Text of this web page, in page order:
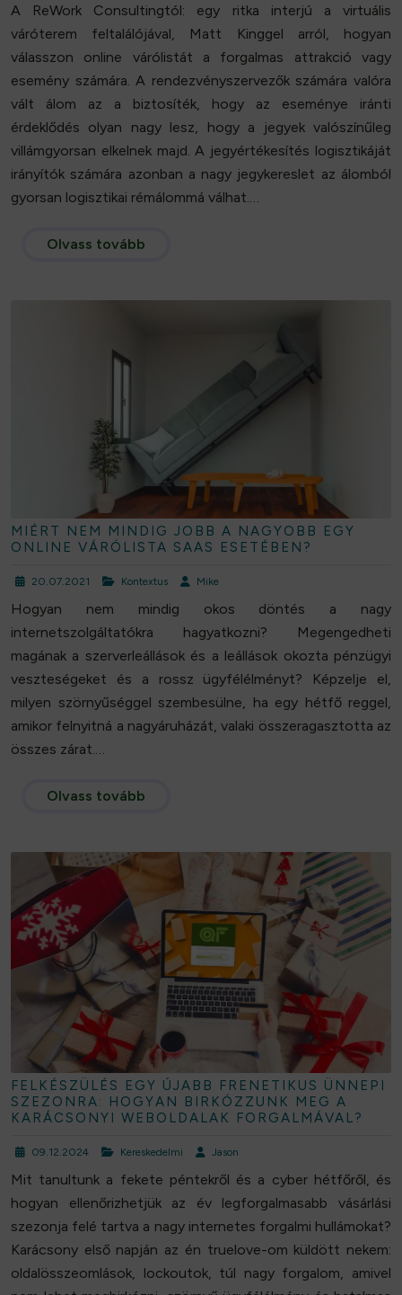
A ReWork Consultingtól: egy ritka interjú a virtuális
váróterem feltalálójával, Matt Kinggel arról, hogyan
válasszon online várólistát a forgalmas attrakció vagy
esemény számára. A rendezvényszervezők számára valóra
vált álom az a biztosíték, hogy az eseménye iránti
érdeklődés olyan nagy lesz, hogy a jegyek valószínűleg
villámgyorsan elkelnek majd. A jegyértékesítés logisztikáját
irányítók számára azonban a nagy jegykereslet az álomból
gyorsan logisztikai rémálommá válhat.…
Olvass tovább
MIÉRT NEM MINDIG JOBB A NAGYOBB EGY
ONLINE VÁRÓLISTA SAAS ESETÉBEN?
20.07.2021 Kontextus Mike
Hogyan nem mindig okos döntés a nagy
internetszolgáltatókra hagyatkozni? Megengedheti
magának a szerverleállások és a leállások okozta pénzügyi
veszteségeket és a rossz ügyfélélményt? Képzelje el,
milyen szörnyűséggel szembesülne, ha egy hétfő reggel,
amikor felnyitná a nagyáruházát, valaki összeragasztotta az
összes zárat.…
Olvass tovább
FELKÉSZÜLÉS EGY ÚJABB FRENETIKUS ÜNNEPI
SZEZONRA: HOGYAN BIRKÓZZUNK MEG A
KARÁCSONYI WEBOLDALAK FORGALMÁVAL?
09.12.2024 Kereskedelmi Jason
Mit tanultunk a fekete péntekről és a cyber hétfőről, és
hogyan ellenőrizhetjük az év legforgalmasabb vásárlási
szezonja felé tartva a nagy internetes forgalmi hullámokat?
Karácsony első napján az én truelove-om küldött nekem:
oldalösszeomlások, lockoutok, túl nagy forgalom, amivel